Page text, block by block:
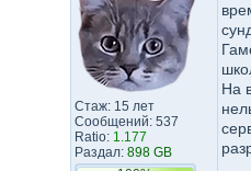
Стаж: 15 лет
Сообщений: 537
Ratio: 1.177
Раздал: 898 GB
На